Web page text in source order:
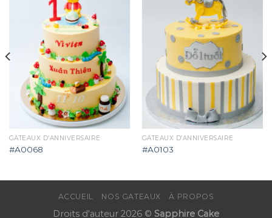
GÂTEAUX D’ANNIVERSAIRE
#A0068
GÂTEAUX D’ANNIVERSAIRE
#A0103
ACCUEIL NOS GATEAUX À PROPOS
Droits d'auteur 2026 © Sapphire Cake